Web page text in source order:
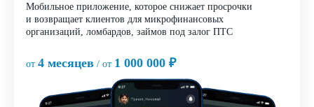
Мобильное приложение, которое снижает просрочки
и возвращает клиентов для микрофинансовых
организаций, ломбардов, займов под залог ПТС
от 4 месяцев / от 1 000 000 ₽